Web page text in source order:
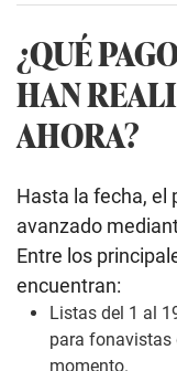
¿QUÉ
HAN
AHORA?
Hasta la fecha, el
avanzado
Entre los
encuentran:
Listas del 1 al
para fonavistas
momento.